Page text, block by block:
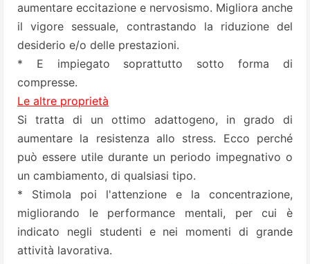
aumentare eccitazione e nervosismo. Migliora anche
il vigore sessuale, contrastando la riduzione del
desiderio e/o delle prestazioni.
* E impiegato soprattutto sotto forma di
compresse.
Le altre proprietà
Si tratta di un ottimo adattogeno, in grado di
aumentare la resistenza allo stress. Ecco perché
può essere utile durante un periodo impegnativo o
un cambiamento, di qualsiasi tipo.
* Stimola poi l'attenzione e la concentrazione,
migliorando le performance mentali, per cui è
indicato negli studenti e nei momenti di grande
attività lavorativa.